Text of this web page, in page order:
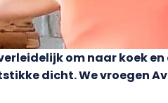
om naar koek
dicht. We vroegen